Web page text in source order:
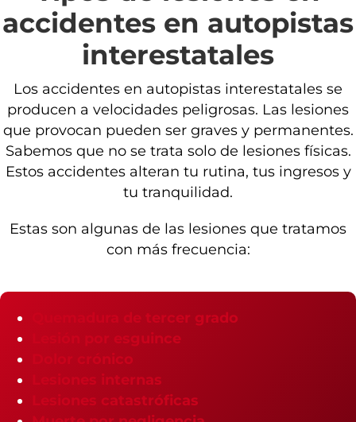
accidentes en autopistas
interestatales
Los accidentes en autopistas interestatales se
producen a velocidades peligrosas. Las lesiones
que provocan pueden ser graves y permanentes.
Sabemos que no se trata solo de lesiones físicas.
Estos accidentes alteran tu rutina, tus ingresos y
tu tranquilidad.
Estas son algunas de las lesiones que tratamos
con más frecuencia:
Quemadura de tercer grado
Lesión por esguince
Dolor crónico
Lesiones internas
Lesiones catastróficas